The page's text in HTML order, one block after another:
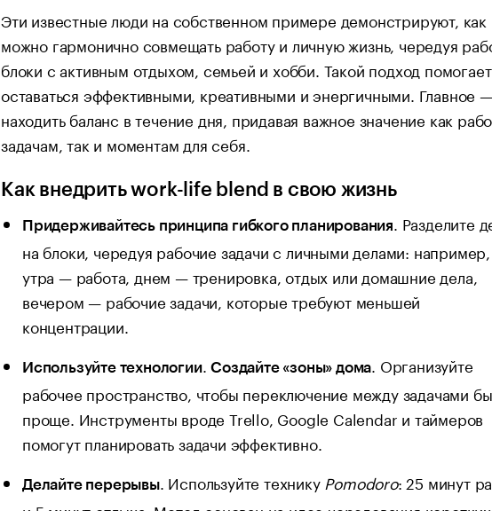
Эти известные люди на собственном примере демонстрируют, как
можно гармонично совмещать работу и личную жизнь, чередуя
блоки с активным отдыхом, семьей и хобби. Такой подход
оставаться эффективными, креативными и энергичными. Главное —
находить баланс в течение дня, придавая важное значение как
задачам, так и моментам для себя.
Как внедрить work-life blend в свою жизнь
Придерживайтесь принципа гибкого планирования
. Разделите
на блоки, чередуя рабочие задачи с личными делами:
утра — работа, днем — тренировка, отдых или домашние дела,
вечером — рабочие задачи, которые требуют меньшей
концентрации.
Используйте технологии.Создайте «зоны» дома
. Организуйте
рабочее пространство, чтобы переключение между задачами
проще. Инструменты вроде Trello, Google Calendar и таймеров
помогут планировать задачи эффективно.
Делайте перерывы. Используйте технику Pomodoro: 25 минут